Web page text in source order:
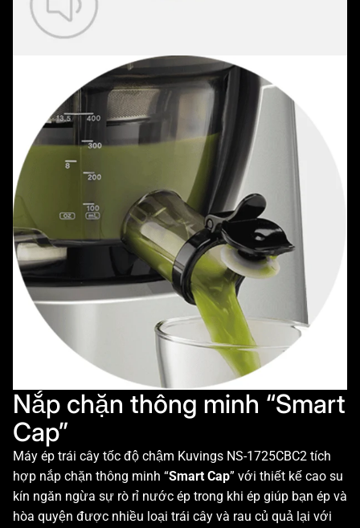
Nắp chặn thông minh “Smart
Cap”
Máy ép trái cây tốc độ chậm Kuvings NS-1725CBC2 tích
hợp nắp chặn thông minh “Smart Cap” với thiết kế cao su
kín ngăn ngừa sự rò rỉ nước ép trong khi ép giúp bạn ép và
hòa quyện được nhiều loại trái cây và rau củ quả lại với